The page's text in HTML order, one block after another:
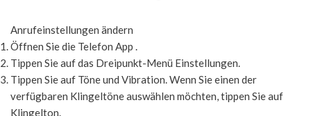
Anrufeinstellungen ändern
Öffnen Sie die Telefon App .
Tippen Sie auf das Dreipunkt-Menü Einstellungen.
Tippen Sie auf Töne und Vibration. Wenn Sie einen der
verfügbaren Klingeltöne auswählen möchten, tippen Sie auf
Klingelton.